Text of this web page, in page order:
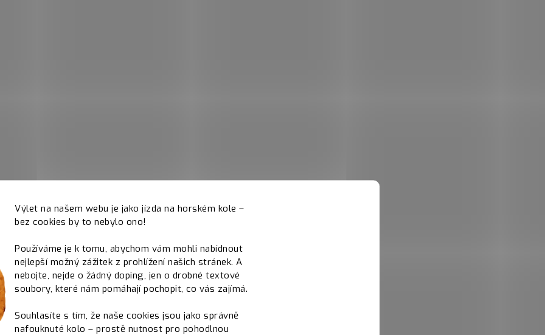
Výlet na našem webu je jako jízda na horském kole –
bez cookies by to nebylo ono!
Používáme je k tomu, abychom vám mohli nabídnout
nejlepší možný zážitek z prohlížení našich stránek. A
nebojte, nejde o žádný doping, jen o drobné textové
soubory, které nám pomáhají pochopit, co vás zajímá.
Souhlasíte s tím, že naše cookies jsou jako správně
nafouknuté kolo – prostě nutnost pro pohodlnou